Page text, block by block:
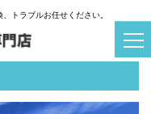
トラブルお任せください。